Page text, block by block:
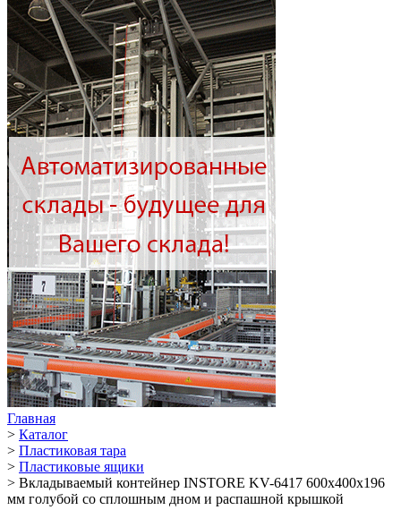
Главная
> Каталог
> Пластиковая тара
> Пластиковые ящики
> Вкладываемый контейнер INSTORE KV-6417 600х400х196
мм голубой со сплошным дном и распашной крышкой